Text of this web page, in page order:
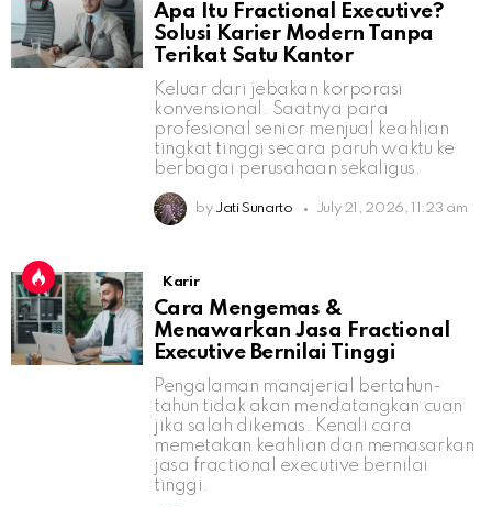
Apa Itu Fractional Executive?
Solusi Karier Modern Tanpa
Terikat Satu Kantor
Keluar dari jebakan korporasi
konvensional. Saatnya para
profesional senior menjual keahlian
tingkat tinggi secara paruh waktu ke
berbagai perusahaan sekaligus.
by Jati Sunarto July 21, 2026, 11:23 am
Karir
Cara Mengemas &
Menawarkan Jasa Fractional
Executive Bernilai Tinggi
Pengalaman manajerial bertahun-
tahun tidak akan mendatangkan cuan
jika salah dikemas. Kenali cara
memetakan keahlian dan memasarkan
jasa fractional executive bernilai
tinggi.